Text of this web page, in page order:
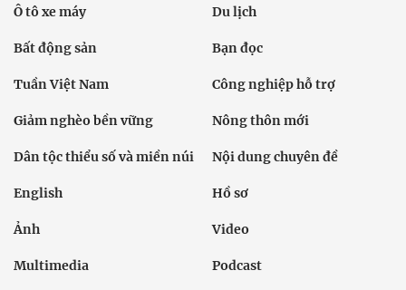
Ô tô xe máy Du lịch
Bất động sản Bạn đọc
Tuần Việt Nam Công nghiệp hỗ trợ
Giảm nghèo bền vững Nông thôn mới
Dân tộc thiểu số và miền núi Nội dung chuyên đề
English Hồ sơ
Ảnh Video
Multimedia Podcast